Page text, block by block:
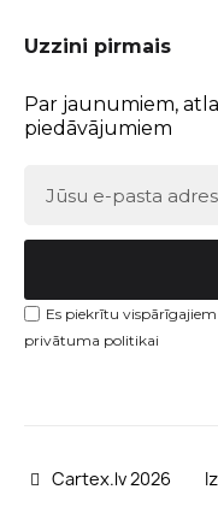
Uzzini pirmais
Par jaunumiem,
piedāvājumiem
Es piekrītu
privātuma politikai
Cartex.lv 2026